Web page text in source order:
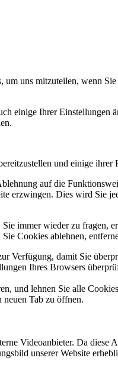
uns mitzuteilen, wenn
einige Ihrer
und einige ihrer
auf die
erzwingen. Dies wird Sie
immer wieder zu fragen,
Cookies ablehnen,
Verfügung, damit Sie
Ihres Browsers
und lehnen Sie alle
Tab zu öffnen.
Videoanbieter. Da diese
unserer Website